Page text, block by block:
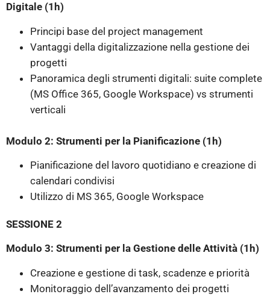
Digitale (1h)
Principi base del project management
Vantaggi della digitalizzazione nella gestione dei
progetti
Panoramica degli strumenti digitali: suite complete
(MS Office 365, Google Workspace) vs strumenti
verticali
Modulo 2: Strumenti per la Pianificazione (1h)
Pianificazione del lavoro quotidiano e creazione di
calendari condivisi
Utilizzo di MS 365, Google Workspace
SESSIONE 2
Modulo 3: Strumenti per la Gestione delle Attività (1h)
Creazione e gestione di task, scadenze e priorità
Monitoraggio dell’avanzamento dei progetti